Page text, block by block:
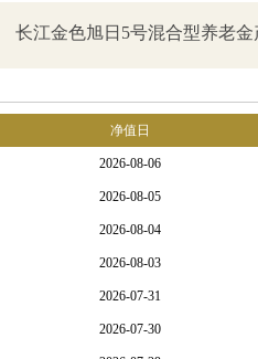
长江金色旭日5号混合型养老金